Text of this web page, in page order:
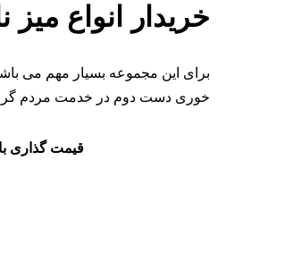
خریدار انواع
برای این مجموعه بسیار مهم می
خوری دست دوم در خدمت مردم
قیمت گذاری